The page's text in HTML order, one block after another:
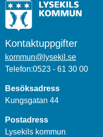
Kontaktuppgifter
kommun@lysekil.se
Telefon:0523 - 61 30 00
Besöksadress
Kungsgatan 44
Postadress
Lysekils kommun